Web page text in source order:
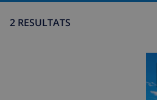
2 RESULTATS